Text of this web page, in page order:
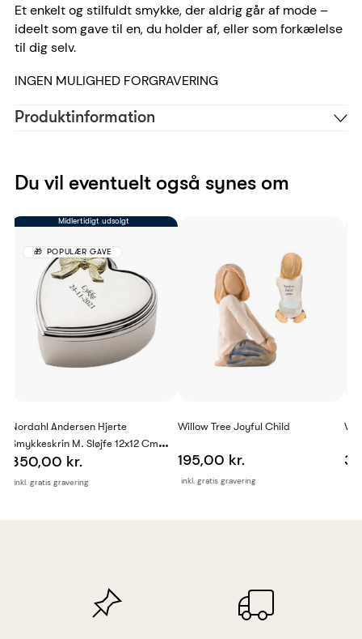
Et enkelt og stilfuldt smykke, der aldrig går af mode –
ideelt som gave til en, du holder af, eller som forkælelse
til dig selv.
INGEN MULIGHED FORGRAVERING
Produktinformation
Du vil eventuelt også synes om
Nordahl Andersen Hjerte
Smykkeskrin M. Sløjfe 12x12 Cm
Krom
inkl. gratis gravering
350,00 kr.
Midlertidigt udsolgt
POPULÆR GAVE
Willow Tree Joyful Child
inkl. gratis gravering
195,00 kr.